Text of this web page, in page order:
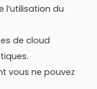
l’utilisation du
de cloud
vous ne pouvez